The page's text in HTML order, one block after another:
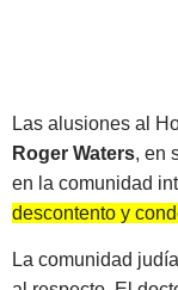
Las alusiones al
Roger Waters, en
en la comunidad
descontento y
La comunidad